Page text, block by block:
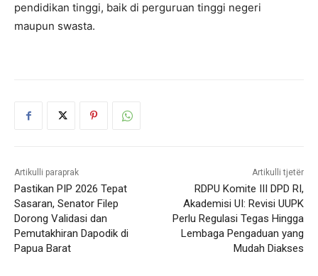
pendidikan tinggi, baik di perguruan tinggi negeri
maupun swasta.
Artikulli paraprak
Pastikan PIP 2026 Tepat
Sasaran, Senator Filep
Dorong Validasi dan
Pemutakhiran Dapodik di
Papua Barat
Artikulli tjetër
RDPU Komite III DPD RI,
Akademisi UI: Revisi UUPK
Perlu Regulasi Tegas Hingga
Lembaga Pengaduan yang
Mudah Diakses